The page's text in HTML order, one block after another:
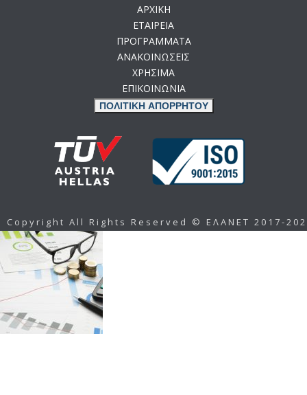
ΑΡΧΙΚΗ
ΕΤΑΙΡΕΙΑ
ΠΡΟΓΡΑΜΜΑΤΑ
ΑΝΑΚΟΙΝΩΣΕΙΣ
ΧΡΗΣΙΜΑ
ΕΠΙΚΟΙΝΩΝΙΑ
ΠΟΛΙΤΙΚΗ ΑΠΟΡΡΗΤΟΥ
Copyright All Rights Reserved © ΕΛΑΝΕΤ 2017-